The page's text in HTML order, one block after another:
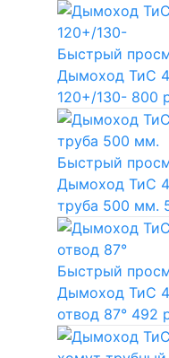
Быстрый
Дымоход ТиС
120+/130- 800
Быстрый
Дымоход ТиС
труба 500 мм.
Быстрый
Дымоход ТиС
отвод 87° 492